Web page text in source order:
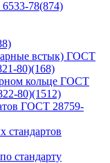
78(874)
встык) ГОСТ
80)(168)
кольце ГОСТ
80)(1512)
ГОСТ 28759-
стандартов
стандарту